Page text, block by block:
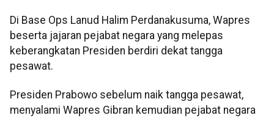
Di Base Ops Lanud Halim Perdanakusuma, Wapres
beserta jajaran pejabat negara yang melepas
keberangkatan Presiden berdiri dekat tangga
pesawat.
Presiden Prabowo sebelum naik tangga pesawat,
menyalami Wapres Gibran kemudian pejabat negara